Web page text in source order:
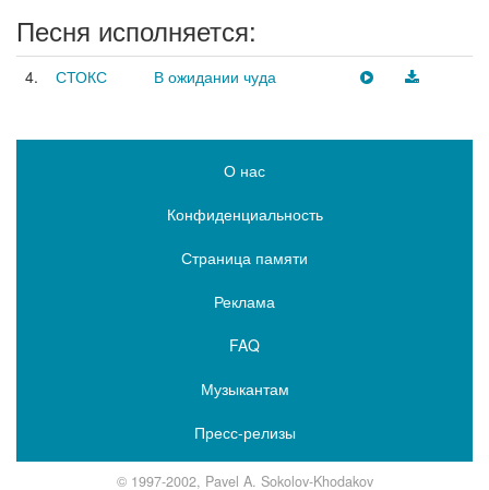
Песня исполняется:
4. СТОКС В ожидании чуда
О нас
Конфиденциальность
Страница памяти
Реклама
FAQ
Музыкантам
Пресс-релизы
© 1997-2002, Pavel A. Sokolov-Khodakov